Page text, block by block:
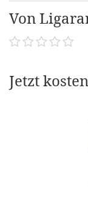
Von
Jetzt